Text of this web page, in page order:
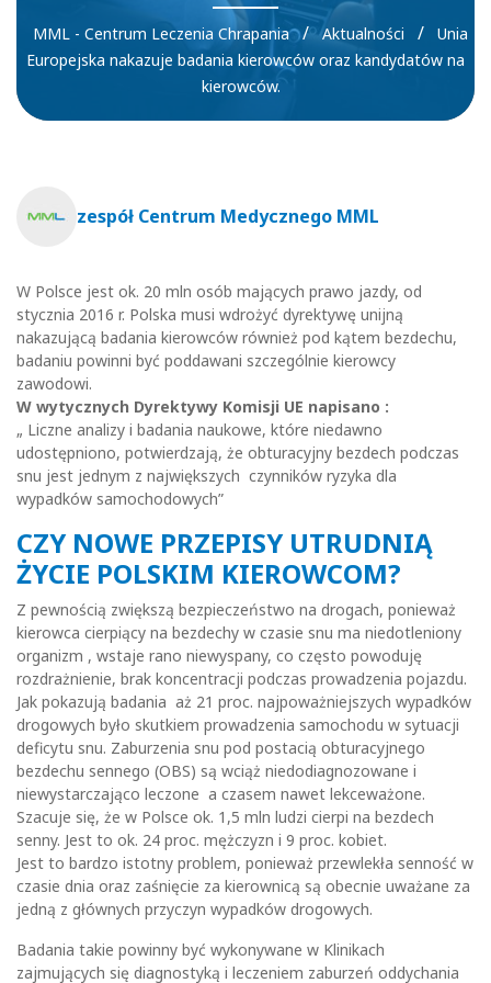
MML - Centrum Leczenia Chrapania / Aktualności /
Unia
Europejska nakazuje badania kierowców oraz kandydatów na
kierowców.
zespół Centrum Medycznego MML
W Polsce jest ok. 20 mln osób mających prawo jazdy, od
stycznia 2016 r. Polska musi wdrożyć dyrektywę unijną
nakazującą badania kierowców również pod kątem bezdechu,
badaniu powinni być poddawani szczególnie kierowcy
zawodowi.
W wytycznych Dyrektywy Komisji UE napisano :
„ Liczne analizy i badania naukowe, które niedawno
udostępniono, potwierdzają, że obturacyjny bezdech podczas
snu jest jednym z największych czynników ryzyka dla
wypadków samochodowych”
CZY NOWE PRZEPISY UTRUDNIĄ
ŻYCIE POLSKIM KIEROWCOM?
Z pewnością zwiększą bezpieczeństwo na drogach, ponieważ
kierowca cierpiący na bezdechy w czasie snu ma niedotleniony
organizm , wstaje rano niewyspany, co często powoduję
rozdrażnienie, brak koncentracji podczas prowadzenia pojazdu.
Jak pokazują badania aż 21 proc. najpoważniejszych wypadków
drogowych było skutkiem prowadzenia samochodu w sytuacji
deficytu snu. Zaburzenia snu pod postacią obturacyjnego
bezdechu sennego (OBS) są wciąż niedodiagnozowane i
niewystarczająco leczone a czasem nawet lekceważone.
Szacuje się, że w Polsce ok. 1,5 mln ludzi cierpi na bezdech
senny. Jest to ok. 24 proc. mężczyzn i 9 proc. kobiet.
Jest to bardzo istotny problem, ponieważ przewlekła senność w
czasie dnia oraz zaśnięcie za kierownicą są obecnie uważane za
jedną z głównych przyczyn wypadków drogowych.
Badania takie powinny być wykonywane w Klinikach
zajmujących się diagnostyką i leczeniem zaburzeń oddychania